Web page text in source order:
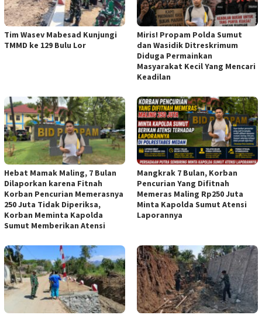
Tim Wasev Mabesad Kunjungi
TMMD ke 129 Bulu Lor
Miris! Propam Polda Sumut
dan Wasidik Ditreskrimum
Diduga Permainkan
Masyarakat Kecil Yang Mencari
Keadilan
Hebat Mamak Maling, 7 Bulan
Dilaporkan karena Fitnah
Korban Pencurian Memerasnya
250 Juta Tidak Diperiksa,
Korban Meminta Kapolda
Sumut Memberikan Atensi
Mangkrak 7 Bulan, Korban
Pencurian Yang Difitnah
Memeras Maling Rp250 Juta
Minta Kapolda Sumut Atensi
Laporannya